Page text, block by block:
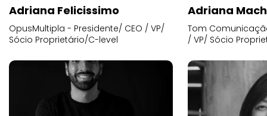
Adriana Felicissimo
OpusMultipla - Presidente/ CEO / VP/
Sócio Proprietário/C-level
Adriana
Tom
/ VP/ Sócio